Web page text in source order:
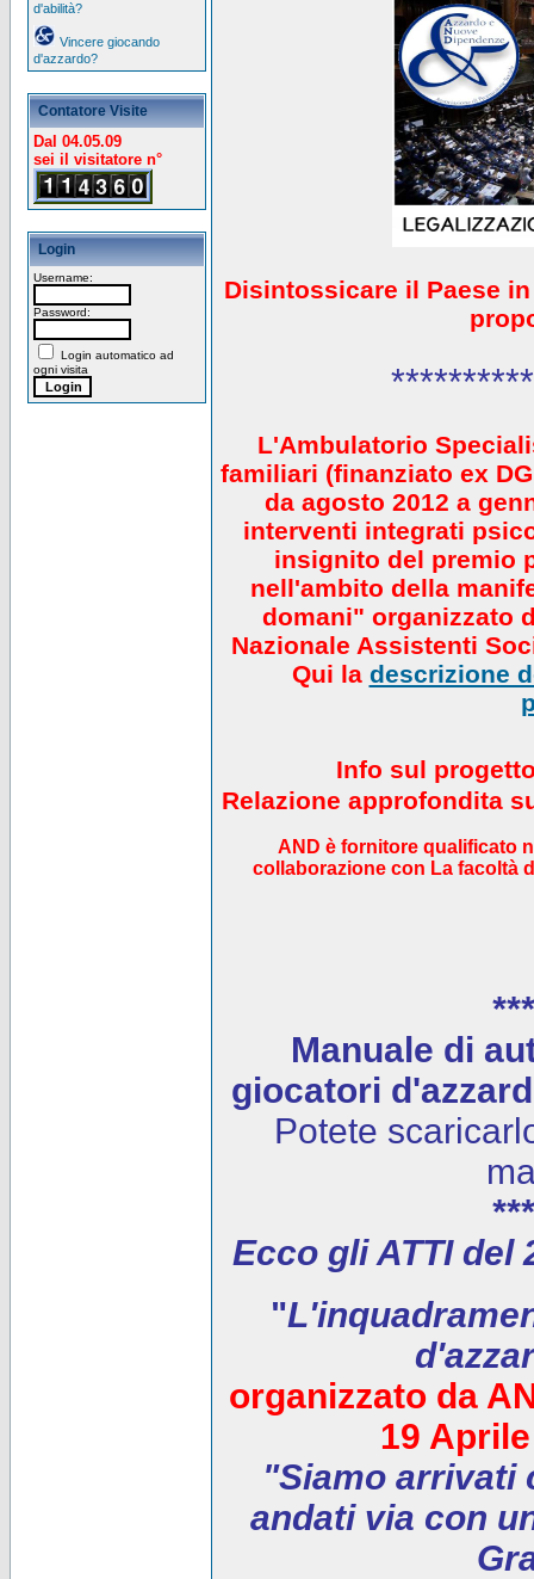
d'abilità?
Vincere giocando
d'azzardo?
Contatore Visite
Dal 04.05.09
sei il visitatore n°
Login
Username:
Password:
Login automatico ad
ogni visita
Disintossicare il Paese
L'Ambulatorio
familiari (finanziato ex
da agosto 2012 a
interventi integrati
insignito del premio
nell'ambito della
domani" organizzato
Nazionale Assistenti
Qui la descrizione
Info sul
Relazione approfondita
AND è fornitore qualificato
collaborazione con La facoltà
Manuale di
giocatori
Potete
Ecco gli ATTI del
"
organizzato da
19
"Siamo arrivati
andati via con